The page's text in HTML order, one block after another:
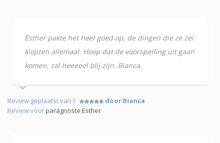
Esther pakte het heel goed op, de dingen die ze zei
klopten allemaal. Hoop dat de voorspelling uit gaan
komen, zal heeeeel blij zijn. Bianca.
Review geplaatst van 5
door Bianca
Review voorparagnoste Esther